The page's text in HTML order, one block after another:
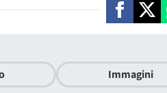
Immagini